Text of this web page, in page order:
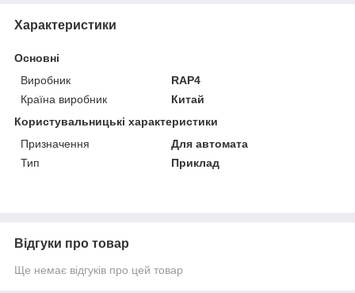
Характеристики
Основні
Виробник
RAP4
Країна виробник
Китай
Користувальницькі характеристики
Призначення
Для автомата
Тип
Приклад
Відгуки про товар
Ще немає відгуків про цей товар